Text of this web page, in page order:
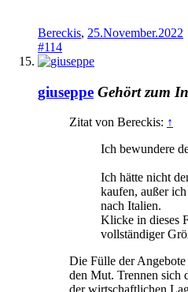
Bereckis, 25.November.2022
#114
giuseppe Gehört zum
Zitat von Bereckis: ↑
Ich bewundere
Ich hätte nicht
kaufen, außer
nach Italien.
Klicke in dieses
vollständiger
Die Fülle der
den Mut. Trennen sich